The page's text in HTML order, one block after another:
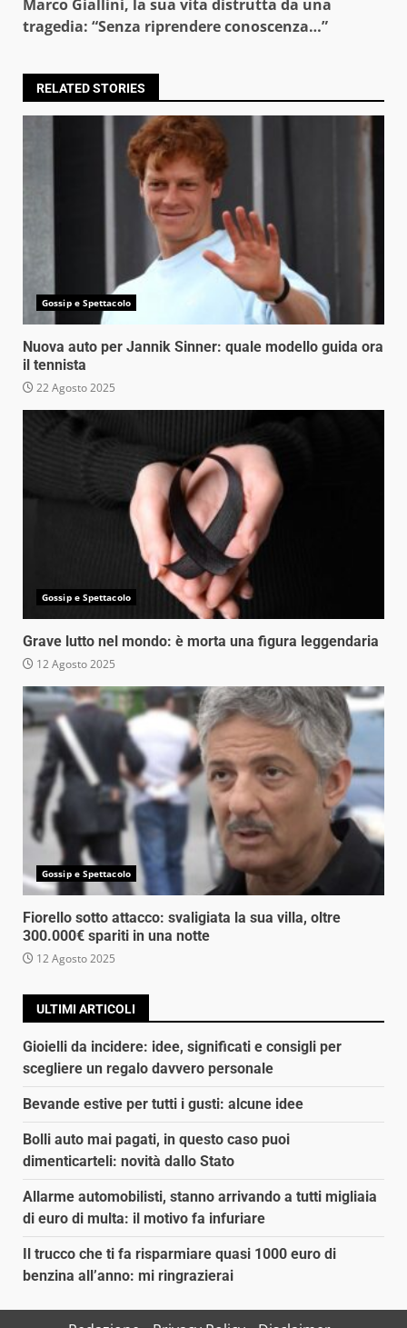
Marco Giallini, la sua vita distrutta da una
tragedia: “Senza riprendere conoscenza…”
RELATED STORIES
Gossip e Spettacolo
Nuova auto per Jannik Sinner: quale modello guida ora
il tennista
22 Agosto 2025
Gossip e Spettacolo
Grave lutto nel mondo: è morta una figura leggendaria
12 Agosto 2025
Gossip e Spettacolo
Fiorello sotto attacco: svaligiata la sua villa, oltre
300.000€ spariti in una notte
12 Agosto 2025
ULTIMI ARTICOLI
Gioielli da incidere: idee, significati e consigli per
scegliere un regalo davvero personale
Bevande estive per tutti i gusti: alcune idee
Bolli auto mai pagati, in questo caso puoi
dimenticarteli: novità dallo Stato
Allarme automobilisti, stanno arrivando a tutti migliaia
di euro di multa: il motivo fa infuriare
Il trucco che ti fa risparmiare quasi 1000 euro di
benzina all’anno: mi ringrazierai